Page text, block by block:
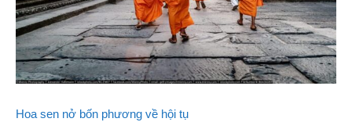
Hoa sen nở bốn phương về hội tụ